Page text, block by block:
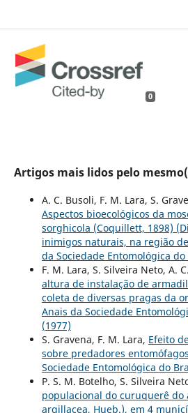
0
Artigos mais lidos pelo
A. C. Busoli, F. M. Lara, S.
Aspectos bioecológicos da
sorghicola (Coquillett, 1898)
inimigos naturais, na região
da Sociedade Entomológica
F. M. Lara, S. Silveira Neto, A.
altura de instalação de
coleta de diversas pragas da
Anais da Sociedade
(1977)
S. Gravena, F. M. Lara, Efeito
sobre predadores
Sociedade Entomológica do
P. S. M. Botelho, S. Silveira
populacional do curuquerê do
argillacea, Hueb.), em 4